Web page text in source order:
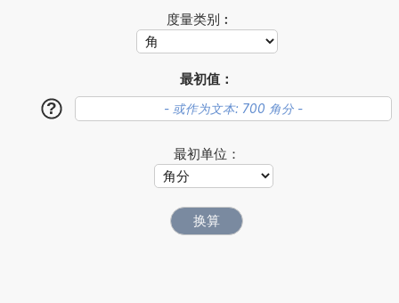
度量类别︰
最初值：
?
最初单位：